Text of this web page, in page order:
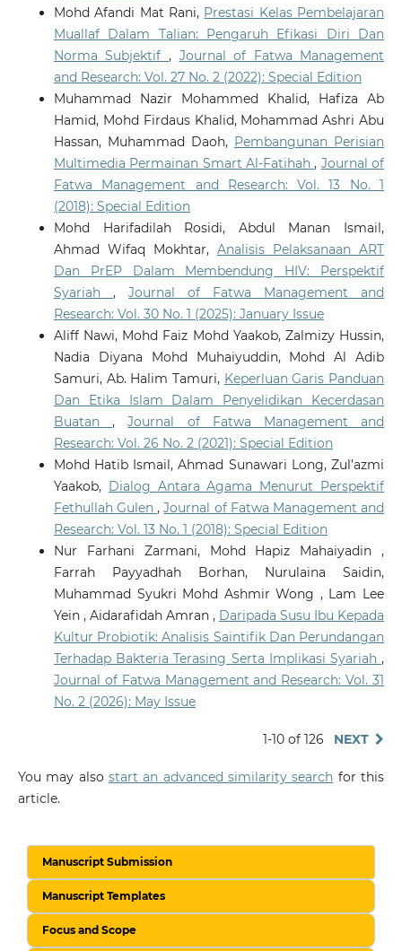
Mohd Afandi Mat Rani, Prestasi Kelas Pembelajaran
Muallaf Dalam Talian: Pengaruh Efikasi Diri Dan
Norma Subjektif , Journal of Fatwa Management
and Research: Vol. 27 No. 2 (2022): Special Edition
Muhammad Nazir Mohammed Khalid, Hafiza Ab
Hamid, Mohd Firdaus Khalid, Mohammad Ashri Abu
Hassan, Muhammad Daoh, Pembangunan Perisian
Multimedia Permainan Smart Al-Fatihah, Journal of
Fatwa Management and Research: Vol. 13 No. 1
(2018): Special Edition
Mohd Harifadilah Rosidi, Abdul Manan Ismail,
Ahmad Wifaq Mokhtar,Analisis Pelaksanaan ART
Dan PrEP Dalam Membendung HIV: Perspektif
Syariah , Journal of Fatwa Management and
Research: Vol. 30 No. 1 (2025): January Issue
Aliff Nawi, Mohd Faiz Mohd Yaakob, Zalmizy Hussin,
Nadia Diyana Mohd Muhaiyuddin, Mohd Al Adib
Samuri, Ab. Halim Tamuri, Keperluan Garis Panduan
Dan Etika Islam Dalam Penyelidikan Kecerdasan
Buatan,Journal of Fatwa Management and
Research: Vol. 26 No. 2 (2021): Special Edition
Mohd Hatib Ismail, Ahmad Sunawari Long, Zul’azmi
Yaakob, Dialog Antara Agama Menurut Perspektif
Fethullah Gulen,Journal of Fatwa Management and
Research: Vol. 13 No. 1 (2018): Special Edition
Nur Farhani Zarmani, Mohd Hapiz Mahaiyadin ,
Farrah Payyadhah Borhan, Nurulaina Saidin,
Muhammad Syukri Mohd Ashmir Wong , Lam Lee
Yein , Aidarafidah Amran , Daripada Susu Ibu Kepada
Kultur Probiotik: Analisis Saintifik Dan Perundangan
Terhadap Bakteria Terasing Serta Implikasi Syariah,
Journal of Fatwa Management and Research: Vol. 31
No. 2 (2026): May Issue
1-10 of 126 NEXT
You may also start an advanced similarity search for this
article.
Manuscript Submission
Manuscript Templates
Focus and Scope